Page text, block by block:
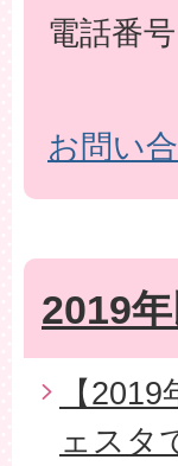
電話番
お問い
2019
【
ェスタ